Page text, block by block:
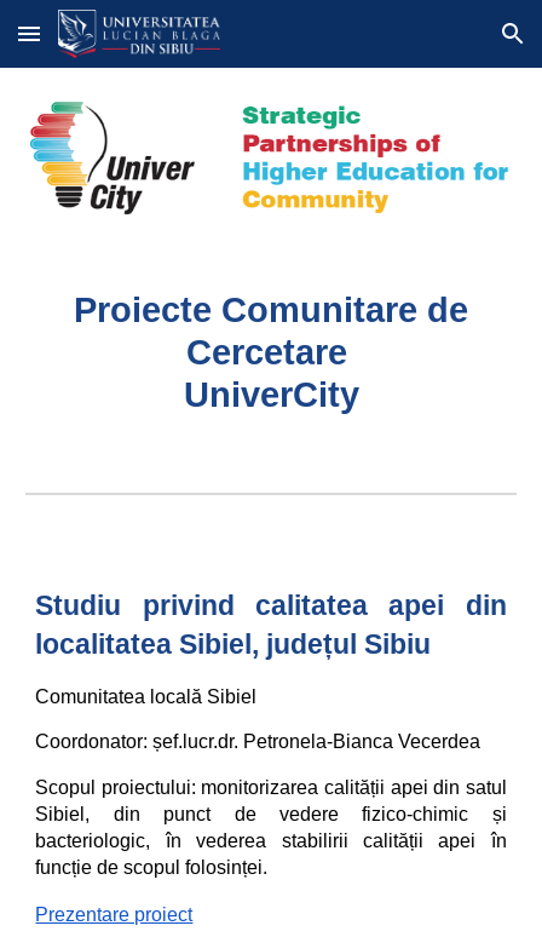
Skip to main content Skip to navigation
Proiecte Comunitare de
Cercetare
UniverCity
Studiu privind calitatea apei din
localitatea Sibiel, județul Sibiu
Comunitatea locală Sibiel
Coordonator: șef.lucr.dr. Petronela-Bianca Vecerdea
Scopul proiectului: monitorizarea calității apei din satul
Sibiel, din punct de vedere fizico-chimic și
bacteriologic, în vederea stabilirii calității apei în
funcție de scopul folosinței.
Prezentare proiect